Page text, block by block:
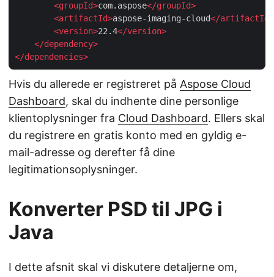
<groupId>com.aspose</groupId>
<artifactId>aspose-imaging-cloud</artifactId
<version>22.4</version>
</dependency>
</dependencies>
Hvis du allerede er registreret på Aspose Cloud
Dashboard, skal du indhente dine personlige
klientoplysninger fra Cloud Dashboard. Ellers skal
du registrere en gratis konto med en gyldig e-
mail-adresse og derefter få dine
legitimationsoplysninger.
Konverter PSD til JPG i
Java
I dette afsnit skal vi diskutere detaljerne om,